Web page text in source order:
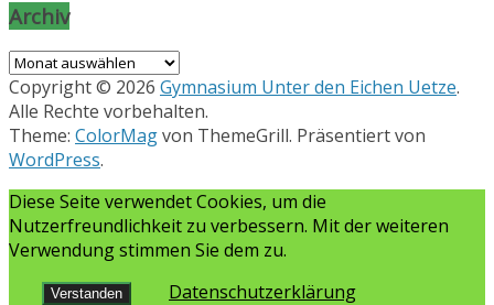
Archiv
Archiv
Copyright © 2026 Gymnasium Unter den Eichen Uetze.
Alle Rechte vorbehalten.
Theme: ColorMagvon ThemeGrill. Präsentiert von
WordPress.
Diese Seite verwendet Cookies, um die
Nutzerfreundlichkeit zu verbessern. Mit der weiteren
Verwendung stimmen Sie dem zu.
Verstanden Datenschutzerklärung